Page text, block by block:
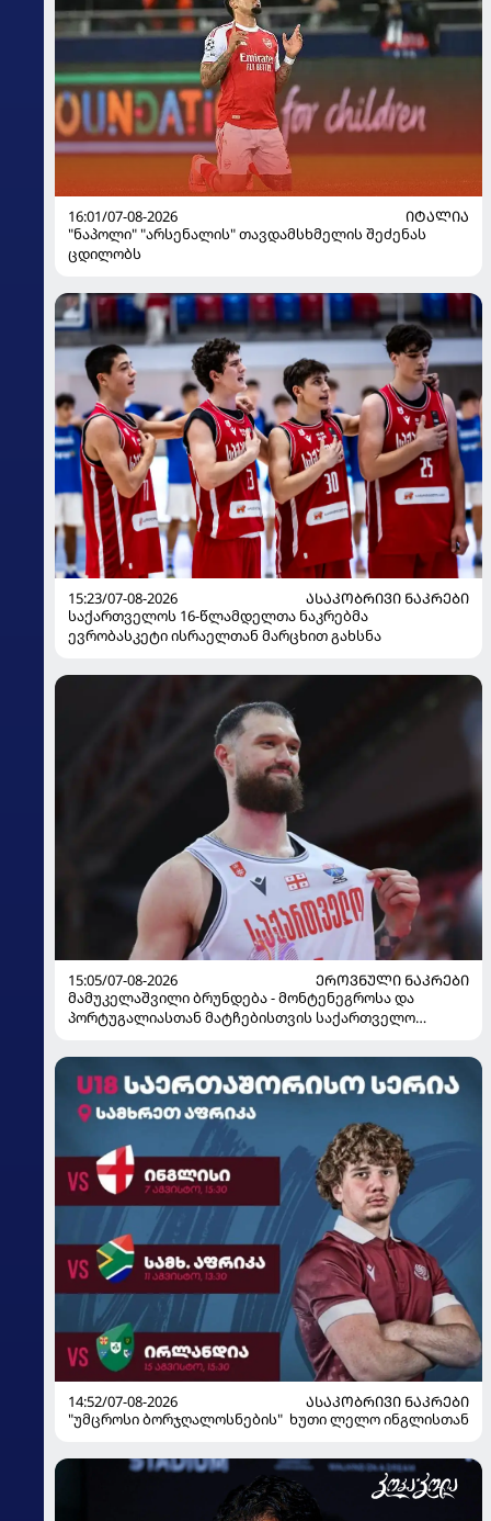
16:01/07-08-2026
ᲘᲢᲐᲚᲘᲐ
"ნაპოლი" "არსენალის" თავდამსხმელის შეძენას
ცდილობს
15:23/07-08-2026
ᲐᲡᲐᲙᲝᲑᲠᲘᲕᲘ ᲜᲐᲙᲠᲔᲑᲘ
საქართველოს 16-წლამდელთა ნაკრებმა
ევრობასკეტი ისრაელთან მარცხით გახსნა
15:05/07-08-2026
ᲔᲠᲝᲕᲜᲣᲚᲘ ᲜᲐᲙᲠᲔᲑᲘ
მამუკელაშვილი ბრუნდება - მონტენეგროსა და
პორტუგალიასთან მატჩებისთვის საქართველო
14:52/07-08-2026
ᲐᲡᲐᲙᲝᲑᲠᲘᲕᲘ ᲜᲐᲙᲠᲔᲑᲘ
"უმცროსი ბორჯღალოსნების" ხუთი ლელო ინგლისთან